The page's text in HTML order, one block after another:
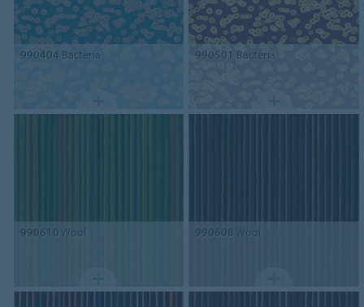
990404 Bacteria 990501 Bacteria
990610 Wool 990608 Wool